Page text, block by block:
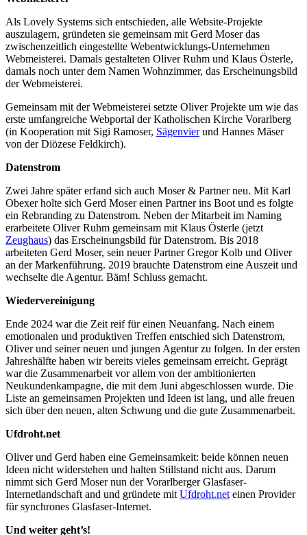
Als Lovely Systems sich entschieden, alle Website-Projekte
auszulagern, gründeten sie gemeinsam mit Gerd Moser das
zwischenzeitlich eingestellte Webentwicklungs-Unternehmen
Webmeisterei. Damals gestalteten Oliver Ruhm und Klaus Österle,
damals noch unter dem Namen Wohnzimmer, das Erscheinungsbild
der Webmeisterei.
Gemeinsam mit der Webmeisterei setzte Oliver Projekte um wie das
erste umfangreiche Webportal der Katholischen Kirche Vorarlberg
(in Kooperation mit Sigi Ramoser, Sägenvierund Hannes Mäser
von der Diözese Feldkirch).
Datenstrom
Zwei Jahre später erfand sich auch Moser & Partner neu. Mit Karl
Obexer holte sich Gerd Moser einen Partner ins Boot und es folgte
ein Rebranding zu Datenstrom. Neben der Mitarbeit im Naming
erarbeitete Oliver Ruhm gemeinsam mit Klaus Österle (jetzt
Zeughaus) das Erscheinungsbild für Datenstrom. Bis 2018
arbeiteten Gerd Moser, sein neuer Partner Gregor Kolb und Oliver
an der Markenführung. 2019 brauchte Datenstrom eine Auszeit und
wechselte die Agentur. Bäm! Schluss gemacht.
Wiedervereinigung
Ende 2024 war die Zeit reif für einen Neuanfang. Nach einem
emotionalen und produktiven Treffen entschied sich Datenstrom,
Oliver und seiner neuen und jungen Agentur zu folgen. In der ersten
Jahreshälfte haben wir bereits vieles gemeinsam erreicht. Geprägt
war die Zusammenarbeit vor allem von der ambitionierten
Neukundenkampagne, die mit dem Juni abgeschlossen wurde. Die
Liste an gemeinsamen Projekten und Ideen ist lang, und alle freuen
sich über den neuen, alten Schwung und die gute Zusammenarbeit.
Ufdroht.net
Oliver und Gerd haben eine Gemeinsamkeit: beide können neuen
Ideen nicht widerstehen und halten Stillstand nicht aus. Darum
nimmt sich Gerd Moser nun der Vorarlberger Glasfaser-
Internetlandschaft and und gründete mit Ufdroht.net einen Provider
für synchrones Glasfaser-Internet.
Und weiter geht’s!